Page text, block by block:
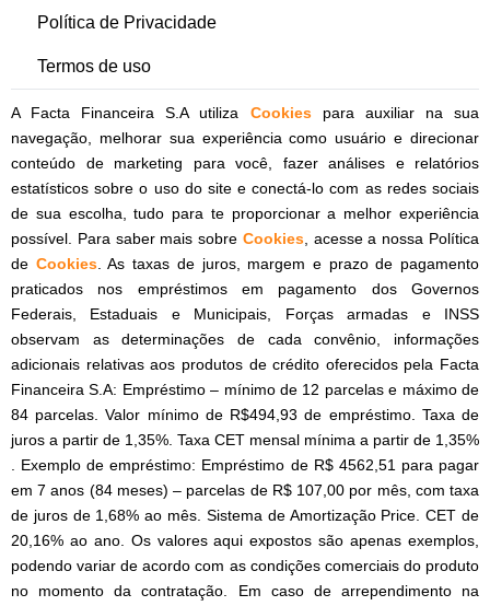
Política de Privacidade
Termos de uso
A Facta Financeira S.A utiliza Cookies
para auxiliar na sua
navegação, melhorar sua experiência como usuário e direcionar
conteúdo de marketing para você, fazer análises e relatórios
estatísticos sobre o uso do site e conectá-lo com as redes sociais
de sua escolha, tudo para te proporcionar a melhor experiência
possível. Para saber mais sobre Cookies, acesse a nossa Política
de Cookies. As taxas de juros, margem e prazo de pagamento
praticados nos empréstimos em pagamento dos Governos
Federais, Estaduais e Municipais, Forças armadas e INSS
observam as determinações de cada convênio, informações
adicionais relativas aos produtos de crédito oferecidos pela Facta
Financeira S.A: Empréstimo – mínimo de 12 parcelas e máximo de
84 parcelas. Valor mínimo de R$494,93 de empréstimo. Taxa de
juros a partir de 1,35%. Taxa CET mensal mínima a partir de 1,35%
. Exemplo de empréstimo: Empréstimo de R$ 4562,51 para pagar
em 7 anos (84 meses) – parcelas de R$ 107,00 por mês, com taxa
de juros de 1,68% ao mês. Sistema de Amortização Price. CET de
20,16% ao ano. Os valores aqui expostos são apenas exemplos,
podendo variar de acordo com as condições comerciais do produto
no momento da contratação. Em caso de arrependimento na